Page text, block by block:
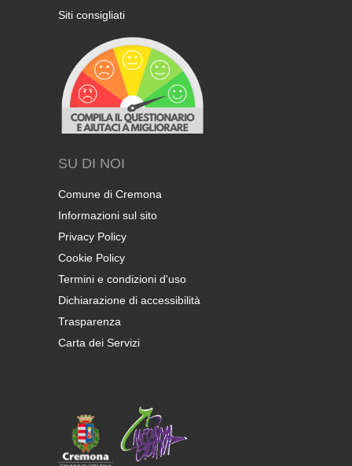
Siti consigliati
SU DI NOI
Comune di Cremona
Informazioni sul sito
Privacy Policy
Cookie Policy
Termini e condizioni d'uso
Dichiarazione di accessibilità
Trasparenza
Carta dei Servizi